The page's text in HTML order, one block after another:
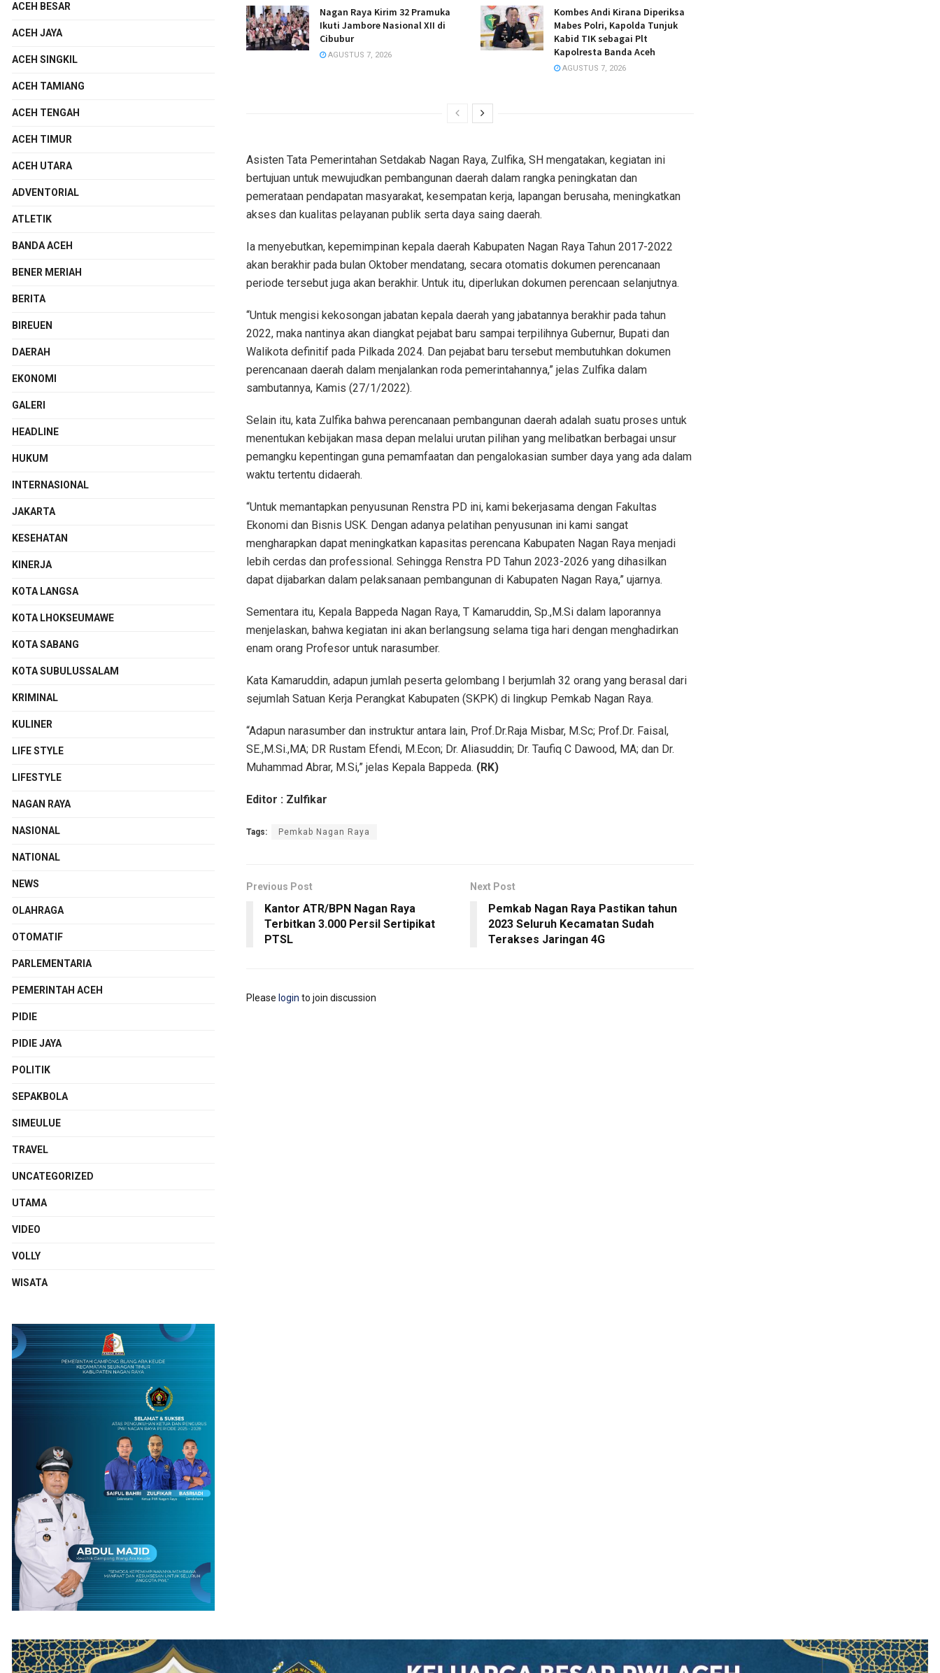
Nagan Raya Kirim 32 Pramuka
Ikuti Jambore Nasional XII di
Cibubur
AGUSTUS 7, 2026
Kombes Andi Kirana Diperiksa
Mabes Polri, Kapolda Tunjuk
Kabid TIK sebagai Plt
Kapolresta Banda Aceh
AGUSTUS 7, 2026
Asisten Tata Pemerintahan Setdakab Nagan Raya, Zulfika, SH mengatakan, kegiatan ini
bertujuan untuk mewujudkan pembangunan daerah dalam rangka peningkatan dan
pemerataan pendapatan masyarakat, kesempatan kerja, lapangan berusaha, meningkatkan
akses dan kualitas pelayanan publik serta daya saing daerah.
Ia menyebutkan, kepemimpinan kepala daerah Kabupaten Nagan Raya Tahun 2017-2022
akan berakhir pada bulan Oktober mendatang, secara otomatis dokumen perencanaan
periode tersebut juga akan berakhir. Untuk itu, diperlukan dokumen perencaan selanjutnya.
“Untuk mengisi kekosongan jabatan kepala daerah yang jabatannya berakhir pada tahun
2022, maka nantinya akan diangkat pejabat baru sampai terpilihnya Gubernur, Bupati dan
Walikota definitif pada Pilkada 2024. Dan pejabat baru tersebut membutuhkan dokumen
perencanaan daerah dalam menjalankan roda pemerintahannya,” jelas Zulfika dalam
sambutannya, Kamis (27/1/2022).
Selain itu, kata Zulfika bahwa perencanaan pembangunan daerah adalah suatu proses untuk
menentukan kebijakan masa depan melalui urutan pilihan yang melibatkan berbagai unsur
pemangku kepentingan guna pemamfaatan dan pengalokasian sumber daya yang ada dalam
waktu tertentu didaerah.
“Untuk memantapkan penyusunan Renstra PD ini, kami bekerjasama dengan Fakultas
Ekonomi dan Bisnis USK. Dengan adanya pelatihan penyusunan ini kami sangat
mengharapkan dapat meningkatkan kapasitas perencana Kabupaten Nagan Raya menjadi
lebih cerdas dan professional. Sehingga Renstra PD Tahun 2023-2026 yang dihasilkan
dapat dijabarkan dalam pelaksanaan pembangunan di Kabupaten Nagan Raya,” ujarnya.
Sementara itu, Kepala Bappeda Nagan Raya, T Kamaruddin, Sp.,M.Si dalam laporannya
menjelaskan, bahwa kegiatan ini akan berlangsung selama tiga hari dengan menghadirkan
enam orang Profesor untuk narasumber.
Kata Kamaruddin, adapun jumlah peserta gelombang I berjumlah 32 orang yang berasal dari
sejumlah Satuan Kerja Perangkat Kabupaten (SKPK) di lingkup Pemkab Nagan Raya.
“Adapun narasumber dan instruktur antara lain, Prof.Dr.Raja Misbar, M.Sc; Prof.Dr. Faisal,
SE.,M.Si.,MA; DR Rustam Efendi, M.Econ; Dr. Aliasuddin; Dr. Taufiq C Dawood, MA; dan Dr.
Muhammad Abrar, M.Si,” jelas Kepala Bappeda. (RK)
Editor : Zulfikar
Tags: Pemkab Nagan Raya
Previous Post
Kantor ATR/BPN Nagan Raya
Terbitkan 3.000 Persil Sertipikat
PTSL
Next Post
Pemkab Nagan Raya Pastikan tahun
2023 Seluruh Kecamatan Sudah
Terakses Jaringan 4G
Please login to join discussion
ACEH BESAR
ACEH JAYA
ACEH SINGKIL
ACEH TAMIANG
ACEH TENGAH
ACEH TIMUR
ACEH UTARA
ADVENTORIAL
ATLETIK
BANDA ACEH
BENER MERIAH
BERITA
BIREUEN
DAERAH
EKONOMI
GALERI
HEADLINE
HUKUM
INTERNASIONAL
JAKARTA
KESEHATAN
KINERJA
KOTA LANGSA
KOTA LHOKSEUMAWE
KOTA SABANG
KOTA SUBULUSSALAM
KRIMINAL
KULINER
LIFE STYLE
LIFESTYLE
NAGAN RAYA
NASIONAL
NATIONAL
NEWS
OLAHRAGA
OTOMATIF
PARLEMENTARIA
PEMERINTAH ACEH
PIDIE
PIDIE JAYA
POLITIK
SEPAKBOLA
SIMEULUE
TRAVEL
UNCATEGORIZED
UTAMA
VIDEO
VOLLY
WISATA